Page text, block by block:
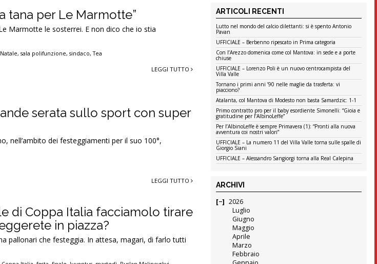
tana per Le Marmotte”
Marmotte le sosterrei. E non dico che io stia
Natale,sala polifunzione,sindaco,Tea
LEGGI TUTTO
serata sullo sport con super
nell’ambito dei festeggiamenti per il suo 100°,
LEGGI TUTTO
di Coppa Italia facciamolo tirare
in piazza?
pallonari che festeggia. In attesa, magari, di farlo tutti
ARTICOLI RECENTI
Lutto nel mondo del calcio dilettanti: si è spento Antonio
Pavan
UFFICIALE – Berbenno ripescato in Prima categoria
Con l’Arezzo domenica come col Mantova: in sede e a porte
chiuse
UFFICIALE – Lorenzo Poli è un nuovo centrocampista del
Villa Valle
Tornano i primi anni ’90 nelle maglie da trasferta: vi
piacciono?
Atalanta, col Mantova di Modesto non basta Samardzic: 1-1
Primo contratto pro per il baby esordiente Simonelli: “Gioia e
gratitudine per l’AlbinoLeffe”
Per l’AlbinoLeffe è sempre Primavera (1): “Pronti alla nuova
avventura coi nostri valori”
UFFICIALE – La numero 11 del Villa Valle torna sulle spalle di
Giorgio Siani
UFFICIALE – Alessandro Sangiorgi torna alla Real Calepina
ARCHIVI
2026
Luglio
Giugno
Maggio
Aprile
Marzo
Febbraio